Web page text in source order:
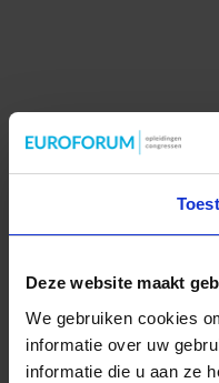
Deze website maakt
We gebruiken cookies
informatie over uw
informatie die u aan ze